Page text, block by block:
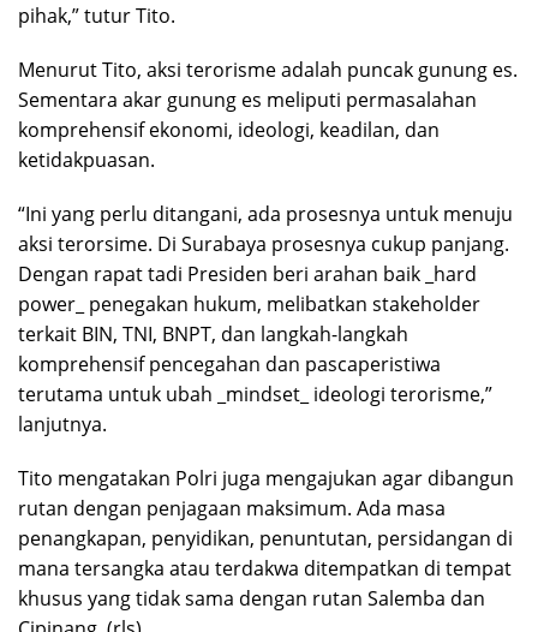
pihak,” tutur Tito.
Menurut Tito, aksi terorisme adalah puncak gunung es.
Sementara akar gunung es meliputi permasalahan
komprehensif ekonomi, ideologi, keadilan, dan
ketidakpuasan.
“Ini yang perlu ditangani, ada prosesnya untuk menuju
aksi terorsime. Di Surabaya prosesnya cukup panjang.
Dengan rapat tadi Presiden beri arahan baik _hard
power_ penegakan hukum, melibatkan stakeholder
terkait BIN, TNI, BNPT, dan langkah-langkah
komprehensif pencegahan dan pascaperistiwa
terutama untuk ubah _mindset_ ideologi terorisme,”
lanjutnya.
Tito mengatakan Polri juga mengajukan agar dibangun
rutan dengan penjagaan maksimum. Ada masa
penangkapan, penyidikan, penuntutan, persidangan di
mana tersangka atau terdakwa ditempatkan di tempat
khusus yang tidak sama dengan rutan Salemba dan